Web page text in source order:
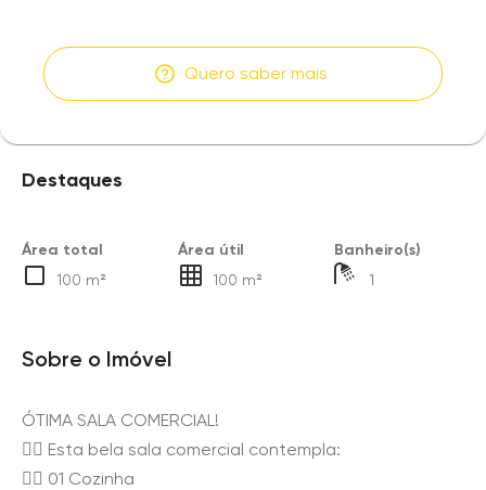
Quero saber mais
Destaques
Área total
100 m²
Área útil
100 m²
Banheiro(s)
1
Sobre o Imóvel
ÓTIMA SALA COMERCIAL!
👉🏻 Esta bela sala comercial contempla:
👉🏻 01 Cozinha